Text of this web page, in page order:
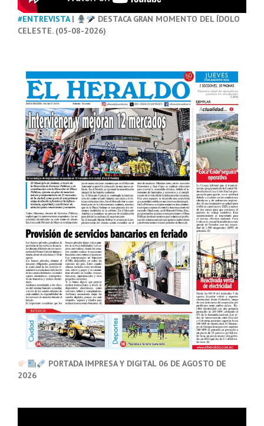
#ENTREVISTA|
DESTACA GRAN MOMENTO DEL ÍDOLO
CELESTE. (05-08-2026)
PORTADA IMPRESA Y DIGITAL 06 DE AGOSTO DE
2026